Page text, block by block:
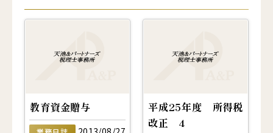
教育資金贈与
平成25年度 所得税
改正 4